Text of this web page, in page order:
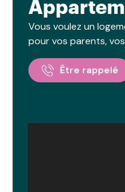
Vous voulez un
pour vos parents,
Être rappelé